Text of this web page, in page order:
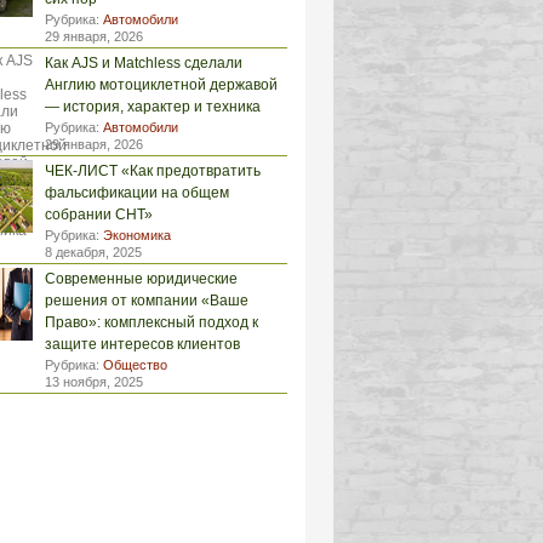
Рубрика: Автомобили
29 января, 2026
Как AJS и Matchless сделали
Англию мотоциклетной державой
— история, характер и техника
Рубрика: Автомобили
29 января, 2026
ЧЕК-ЛИСТ «Как предотвратить
фальсификации на общем
собрании СНТ»
Рубрика: Экономика
8 декабря, 2025
Современные юридические
решения от компании «Ваше
Право»: комплексный подход к
защите интересов клиентов
Рубрика: Общество
13 ноября, 2025